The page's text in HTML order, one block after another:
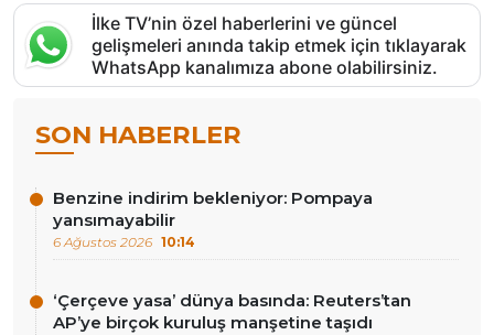
İlke TV’nin özel haberlerini ve güncel
gelişmeleri anında takip etmek için tıklayarak
WhatsApp kanalımıza abone olabilirsiniz.
SON HABERLER
Benzine indirim bekleniyor: Pompaya
yansımayabilir
6 Ağustos 2026 10:14
‘Çerçeve yasa’ dünya basında: Reuters’tan
AP’ye birçok kuruluş manşetine taşıdı